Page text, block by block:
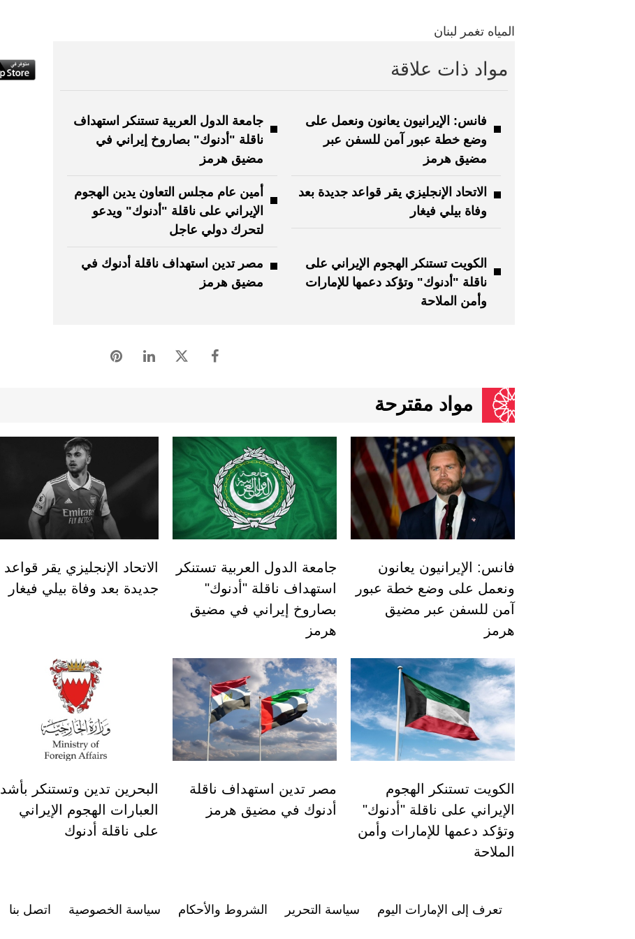
المياه تغمر لبنان
مواد ذات علاقة
فانس: الإيرانيون يعانون ونعمل على
وضع خطة عبور آمن للسفن عبر
مضيق هرمز
جامعة الدول العربية تستنكر استهداف
ناقلة "أدنوك" بصاروخ إيراني في
مضيق هرمز
الاتحاد الإنجليزي يقر قواعد جديدة بعد
وفاة بيلي فيغار
أمين عام مجلس التعاون يدين الهجوم
الإيراني على ناقلة "أدنوك" ويدعو
لتحرك دولي عاجل
الكويت تستنكر الهجوم الإيراني على
ناقلة "أدنوك" وتؤكد دعمها للإمارات
وأمن الملاحة
مصر تدين استهداف ناقلة أدنوك في
مضيق هرمز
مواد مقترحة
فانس: الإيرانيون يعانون
ونعمل على وضع خطة عبور
آمن للسفن عبر مضيق
هرمز
جامعة الدول العربية تستنكر
استهداف ناقلة "أدنوك"
بصاروخ إيراني في مضيق
هرمز
الاتحاد الإنجليزي يقر قواعد
جديدة بعد وفاة بيلي فيغار
الكويت تستنكر الهجوم
الإيراني على ناقلة "أدنوك"
وتؤكد دعمها للإمارات وأمن
الملاحة
مصر تدين استهداف ناقلة
أدنوك في مضيق هرمز
البحرين تدين وتستنكر بأشد
العبارات الهجوم الإيراني
على ناقلة أدنوك
تعرف إلى الإمارات اليوم سياسة التحرير الشروط والأحكام سياسة الخصوصية اتصل بنا